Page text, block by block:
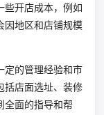
些开店成本，例如
因地区和店铺规模
定的管理经验和市
括店面选址、装修
全面的指导和帮